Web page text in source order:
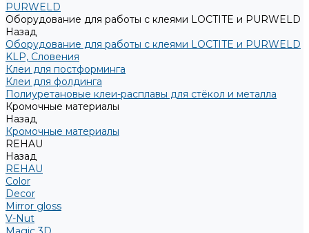
PURWELD
Оборудование для работы с клеями LOCTITE и PURWELD
Назад
Оборудование для работы с клеями LOCTITE и PURWELD
KLP, Словения
Клеи для постформинга
Клеи для фолдинга
Полиуретановые клеи-расплавы для стёкол и металла
Кромочные материалы
Назад
Кромочные материалы
REHAU
Назад
REHAU
Color
Decor
Mirror gloss
V-Nut